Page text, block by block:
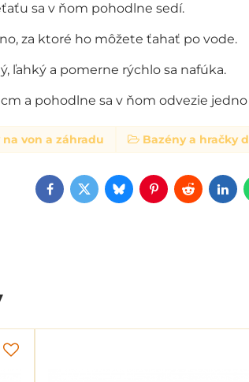
sa v ňom pohodlne sedí.
za ktoré ho môžete ťahať po vode.
ľahký a pomerne rýchlo sa nafúka.
a pohodlne sa v ňom odvezie
na von a záhradu Bazény a hračky
Facebook
TwitterBlueskyPinterest
Reddit